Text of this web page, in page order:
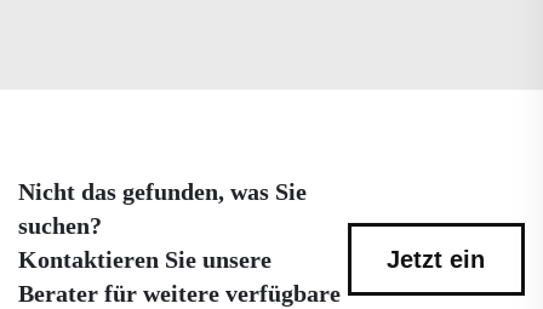
Nicht das gefunden, was Sie
suchen?
Kontaktieren Sie unsere
Berater für weitere verfügbare
Jetzt ein